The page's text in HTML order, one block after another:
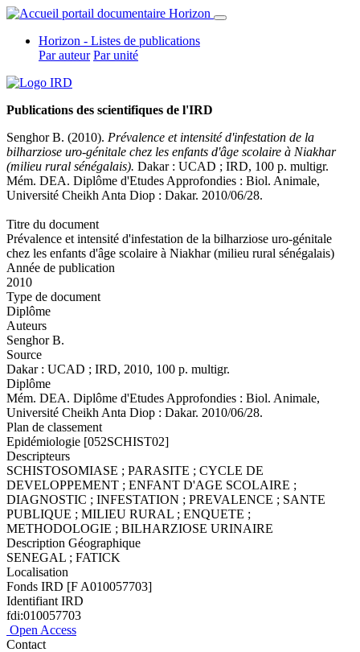
Horizon - Listes de publications
Par auteur Par unité
Publications des scientifiques de l'IRD
Senghor B. (2010). Prévalence et intensité d'infestation de la
bilharziose uro-génitale chez les enfants d'âge scolaire à Niakhar
(milieu rural sénégalais). Dakar : UCAD ; IRD, 100 p. multigr.
Mém. DEA. Diplôme d'Etudes Approfondies : Biol. Animale,
Université Cheikh Anta Diop : Dakar. 2010/06/28.
Titre du document
Prévalence et intensité d'infestation de la bilharziose uro-génitale
chez les enfants d'âge scolaire à Niakhar (milieu rural sénégalais)
Année de publication
2010
Type de document
Diplôme
Auteurs
Senghor B.
Source
Dakar : UCAD ; IRD, 2010, 100 p. multigr.
Diplôme
Mém. DEA. Diplôme d'Etudes Approfondies : Biol. Animale,
Université Cheikh Anta Diop : Dakar. 2010/06/28.
Plan de classement
Epidémiologie [052SCHIST02]
Descripteurs
SCHISTOSOMIASE ; PARASITE ; CYCLE DE
DEVELOPPEMENT ; ENFANT D'AGE SCOLAIRE ;
DIAGNOSTIC ; INFESTATION ; PREVALENCE ; SANTE
PUBLIQUE ; MILIEU RURAL ; ENQUETE ;
METHODOLOGIE ; BILHARZIOSE URINAIRE
Description Géographique
SENEGAL ; FATICK
Localisation
Fonds IRD [F A010057703]
Identifiant IRD
fdi:010057703
Open Access
Contact